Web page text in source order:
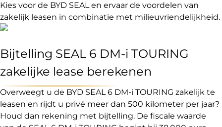
Kies voor de BYD SEAL en ervaar de voordelen van
zakelijk leasen in combinatie met milieuvriendelijkheid.
Bijtelling SEAL 6 DM-i TOURING
zakelijke lease berekenen
Overweegt u de BYD SEAL 6 DM-i TOURING zakelijk te
leasen en rijdt u privé meer dan 500 kilometer per jaar?
Houd dan rekening met bijtelling. De fiscale waarde